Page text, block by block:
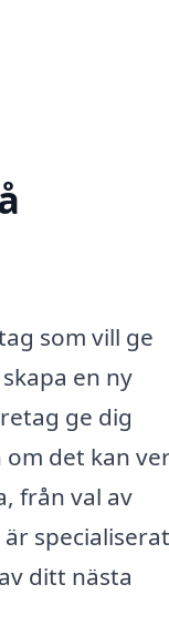
som vill ge
en ny
ge dig
det kan
från val av
specialiserat
ditt nästa